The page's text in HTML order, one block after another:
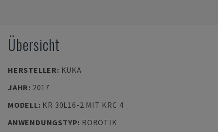
Übersicht
HERSTELLER: KUKA
JAHR: 2017
MODELL: KR 30L16-2 MIT KRC 4
ANWENDUNGSTYP: ROBOTIK